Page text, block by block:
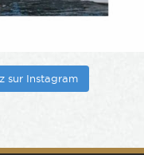
sur Instagram